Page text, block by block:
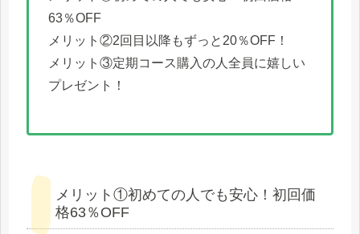
63％OFF
メリット②2回目以降もずっと20％OFF！
メリット③定期コース購入の人全員に嬉しい
プレゼント！
メリット①初めての人でも安心！初回価
格63％OFF